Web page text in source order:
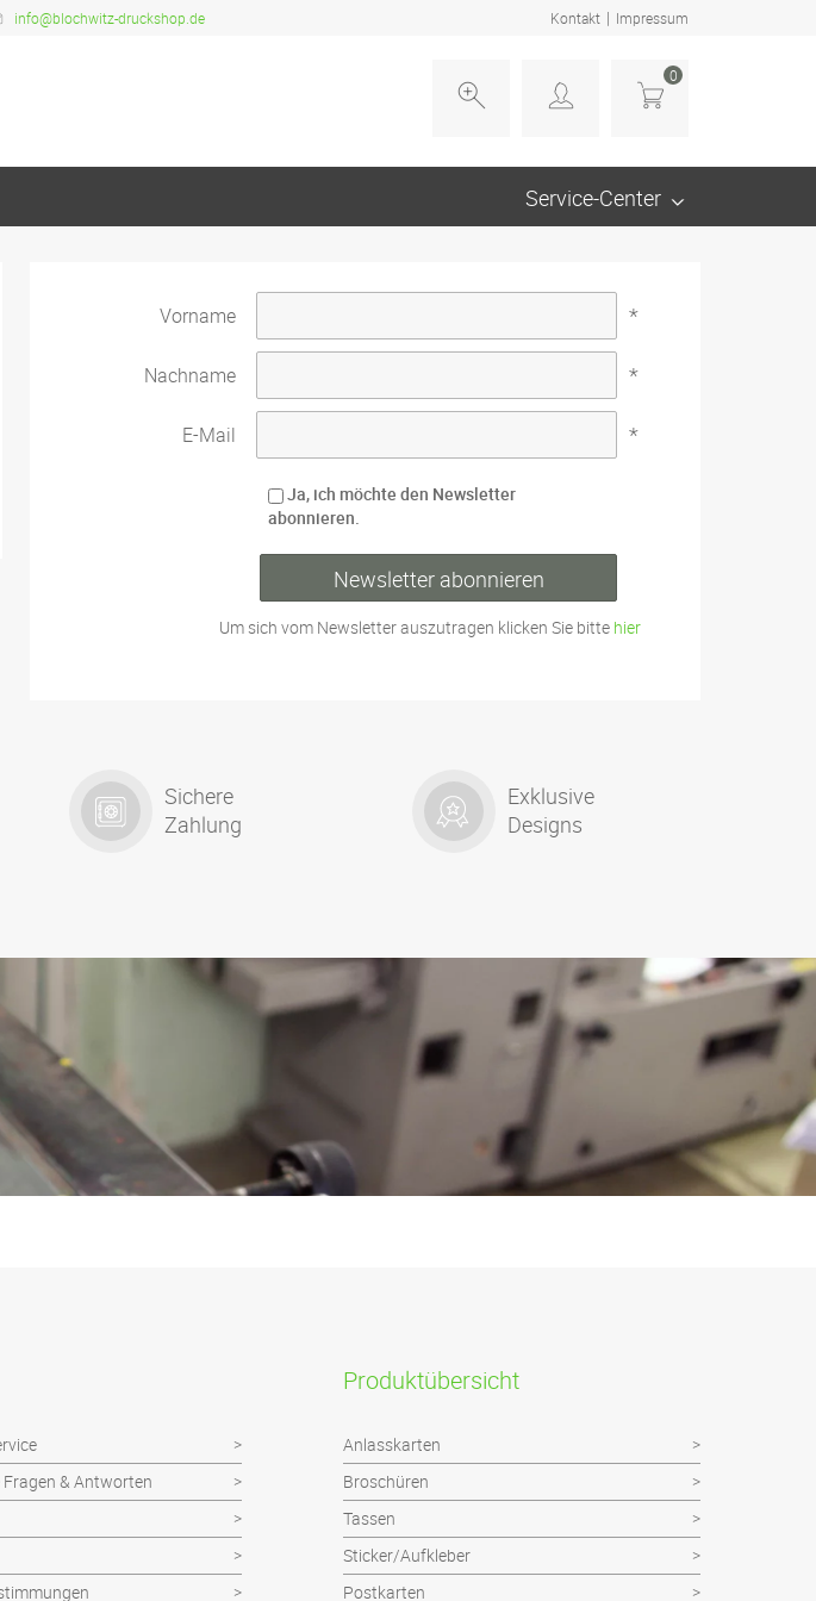
info@blochwitz-druckshop.de Kontakt | Impressum
0
Service-Center
Vorname *
Nachname *
E-Mail *
Ja, ich möchte den Newsletter
abonnieren.
Newsletter abonnieren
Um sich vom Newsletter auszutragen klicken Sie bitte hier
Sichere
Zahlung
Exklusive
Designs
Produktübersicht
Anlasskarten
Broschüren
Tassen
Sticker/Aufkleber
Postkarten
& Antworten